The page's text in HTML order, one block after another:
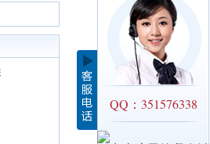
QQ：351576338